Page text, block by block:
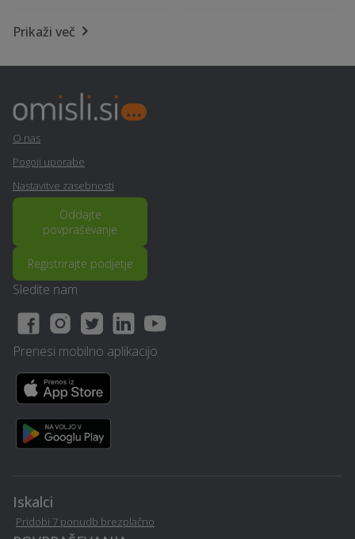
Vedeževanje - Vransko
tesarstvo - Vransko
Alternativne metode
Organizacija dogodkov -
Vransko
Ogrevanje z IR paneli -
Vransko
terase - Vransko
Erotična masaža -
Vransko
Vrtna lopa, hiška, uta -
Vransko
Virtualna in obogatena
Prikaži več
Iskalci
Pridobi 7 ponudb brezplačno
O nas
Pogoji uporabe
Nastavitve zasebnosti
Oddajte
povpraševanje
Registrirajte podjetje
Sledite nam
Prenesi mobilno aplikacijo